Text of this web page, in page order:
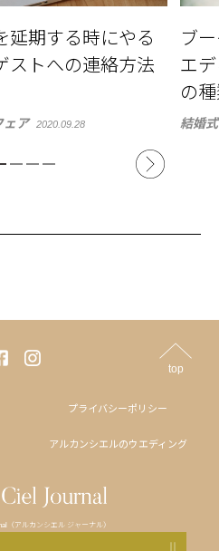
延期する時にやる
ストへの連絡方法
ェア 2020.09.28
ブ
エ
の
結婚
top
プライバシーポリシー
アルカンシエルのウエディング
（アルカンシエル ジャーナル）